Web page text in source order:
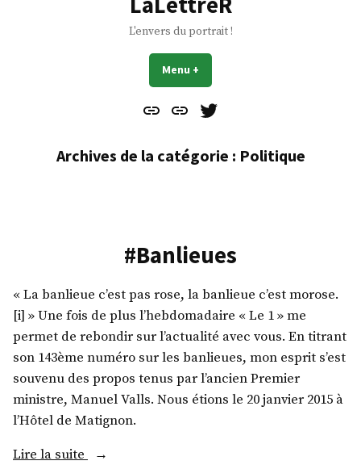
L'envers du portrait !
Menu +
Contact
À
Mes
Archives de la catégorie : Politique
#Banlieues
« La banlieue c’est pas rose, la banlieue c’est morose.
[i] » Une fois de plus l’hebdomadaire « Le 1 » me
permet de rebondir sur l’actualité avec vous. En titrant
son 143ème numéro sur les banlieues, mon esprit s’est
souvenu des propos tenus par l’ancien Premier
ministre, Manuel Valls. Nous étions le 20 janvier 2015 à
l’Hôtel de Matignon.
Lire la suite
« #Banlieues »